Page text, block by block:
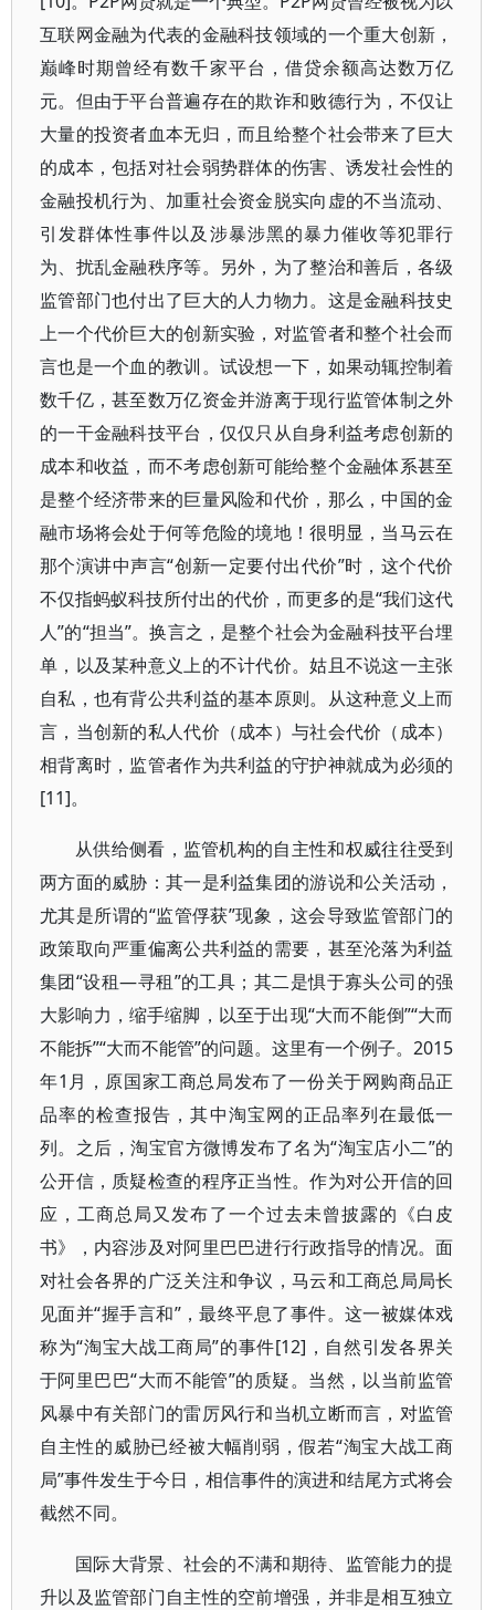
互联网金融为代表的金融科技领域的一个重大创新，
巅峰时期曾经有数千家平台，借贷余额高达数万亿
元。但由于平台普遍存在的欺诈和败德行为，不仅让
大量的投资者血本无归，而且给整个社会带来了巨大
的成本，包括对社会弱势群体的伤害、诱发社会性的
金融投机行为、加重社会资金脱实向虚的不当流动、
引发群体性事件以及涉暴涉黑的暴力催收等犯罪行
为、扰乱金融秩序等。另外，为了整治和善后，各级
监管部门也付出了巨大的人力物力。这是金融科技史
上一个代价巨大的创新实验，对监管者和整个社会而
言也是一个血的教训。试设想一下，如果动辄控制着
数千亿，甚至数万亿资金并游离于现行监管体制之外
的一干金融科技平台，仅仅只从自身利益考虑创新的
成本和收益，而不考虑创新可能给整个金融体系甚至
是整个经济带来的巨量风险和代价，那么，中国的金
融市场将会处于何等危险的境地！很明显，当马云在
那个演讲中声言“创新一定要付出代价”时，这个代价
不仅指蚂蚁科技所付出的代价，而更多的是“我们这代
人”的“担当”。换言之，是整个社会为金融科技平台埋
单，以及某种意义上的不计代价。姑且不说这一主张
自私，也有背公共利益的基本原则。从这种意义上而
言，当创新的私人代价（成本）与社会代价（成本）
相背离时，监管者作为共利益的守护神就成为必须的
[11]。
从供给侧看，监管机构的自主性和权威往往受到
两方面的威胁：其一是利益集团的游说和公关活动，
尤其是所谓的“监管俘获”现象，这会导致监管部门的
政策取向严重偏离公共利益的需要，甚至沦落为利益
集团“设租—寻租”的工具；其二是惧于寡头公司的强
大影响力，缩手缩脚，以至于出现“大而不能倒”“大而
不能拆”“大而不能管”的问题。这里有一个例子。2015
年1月，原国家工商总局发布了一份关于网购商品正
品率的检查报告，其中淘宝网的正品率列在最低一
列。之后，淘宝官方微博发布了名为“淘宝店小二”的
公开信，质疑检查的程序正当性。作为对公开信的回
应，工商总局又发布了一个过去未曾披露的《白皮
书》，内容涉及对阿里巴巴进行行政指导的情况。面
对社会各界的广泛关注和争议，马云和工商总局局长
见面并“握手言和”，最终平息了事件。这一被媒体戏
称为“淘宝大战工商局”的事件[12]，自然引发各界关
于阿里巴巴“大而不能管”的质疑。当然，以当前监管
风暴中有关部门的雷厉风行和当机立断而言，对监管
自主性的威胁已经被大幅削弱，假若“淘宝大战工商
局”事件发生于今日，相信事件的演进和结尾方式将会
截然不同。
国际大背景、社会的不满和期待、监管能力的提
升以及监管部门自主性的空前增强，并非是相互独立